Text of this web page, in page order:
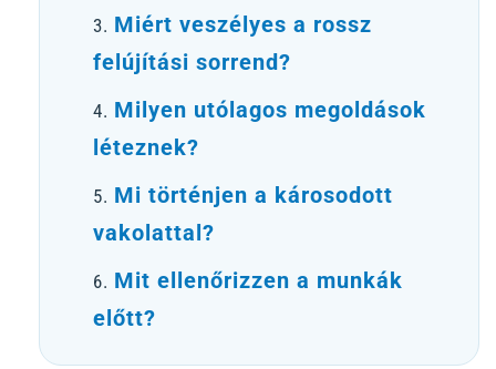
Miért veszélyes a rossz
felújítási sorrend?
Milyen utólagos megoldások
léteznek?
Mi történjen a károsodott
vakolattal?
Mit ellenőrizzen a munkák
előtt?